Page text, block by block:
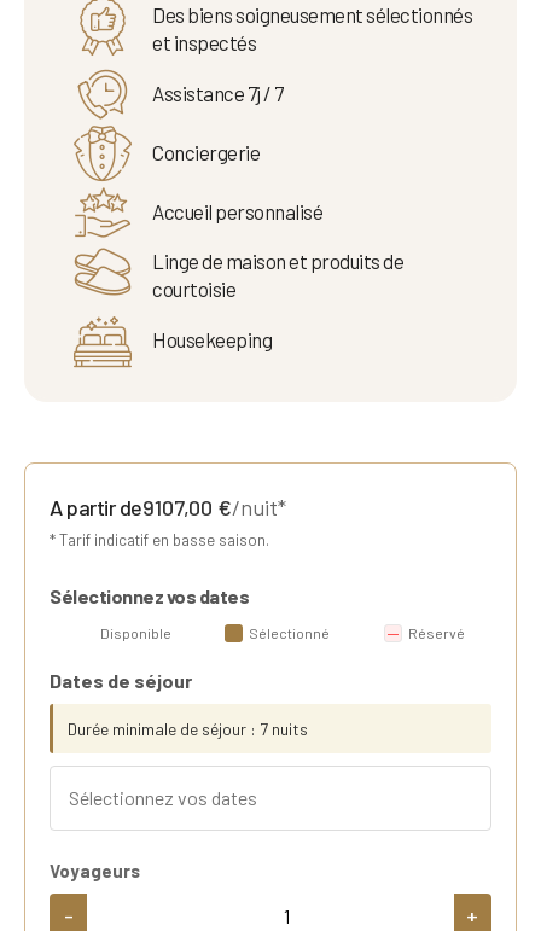
Des biens soigneusement sélectionnés
et inspectés
Assistance 7j / 7
Conciergerie
Accueil personnalisé
Linge de maison et produits de
courtoisie
Housekeeping
A partir de9107,00 €/nuit*
* Tarif indicatif en basse saison.
Sélectionnez vos dates
Disponible Sélectionné Réservé
Dates de séjour
Durée minimale de séjour : 7 nuits
Voyageurs
- +